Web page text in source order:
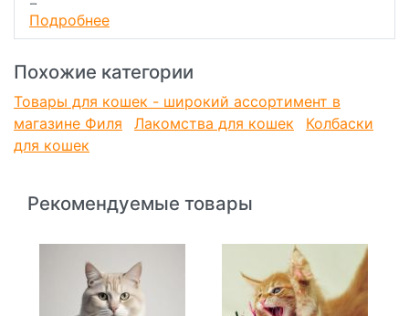
Пищевая ценность
в 100 г : белки 60 г, жиры 16,5 г, зола 5,5 г, влага 18 г.
Энергетическая ценность на 100 г: 389 ккал.
Подробнее
Похожие категории
Товары для кошек - широкий ассортимент в
магазине Филя
Лакомства для кошек
Колбаски
для кошек
Рекомендуемые товары